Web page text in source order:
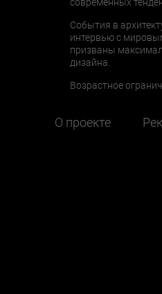
События в
интервью с
призваны
дизайна.
Возрастное
О проекте